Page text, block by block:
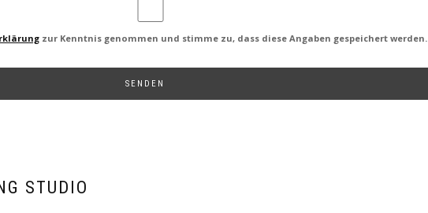
zur Kenntnis genommen und stimme zu, dass diese Angaben gespeichert werden.
STUDIO